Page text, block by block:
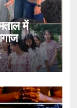
में